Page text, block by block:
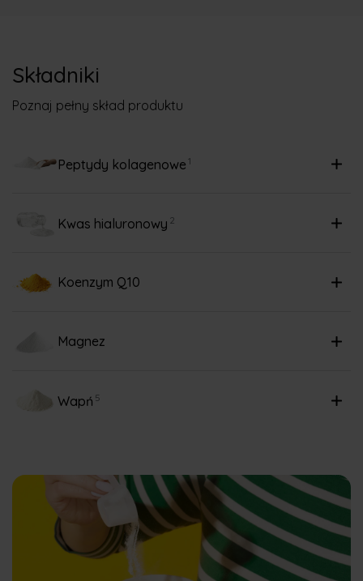
Składniki
Poznaj pełny skład produktu
Peptydy kolagenowe 1
Kwas hialuronowy 2
Koenzym Q10
Magnez
Wapń 5